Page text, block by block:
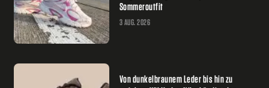
Sommeroutfit
3 AUG. 2026
Von dunkelbraunem Leder bis hin zu